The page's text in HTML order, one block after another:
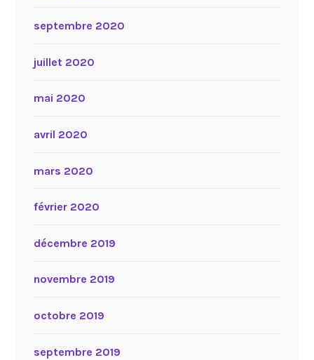
septembre 2020
juillet 2020
mai 2020
avril 2020
mars 2020
février 2020
décembre 2019
novembre 2019
octobre 2019
septembre 2019